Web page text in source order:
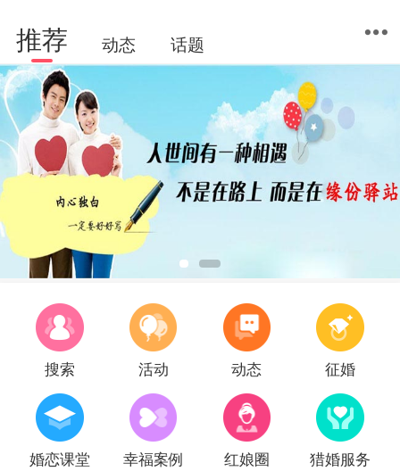
推荐 动态 话题
搜索 活动 动态 征婚
婚恋课堂 幸福案例 红娘圈 猎婚服务